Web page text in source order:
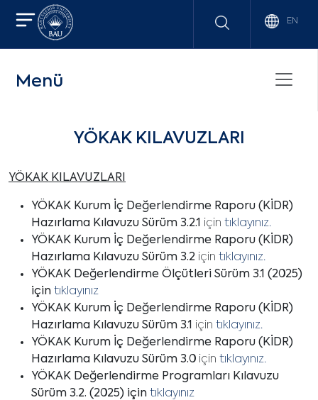
EN
Menü
YÖKAK KILAVUZLARI
YÖKAK KILAVUZLARI
YÖKAK Kurum İç Değerlendirme Raporu (KİDR)
Hazırlama Kılavuzu Sürüm 3.2.1 için tıklayınız.
YÖKAK Kurum İç Değerlendirme Raporu (KİDR)
Hazırlama Kılavuzu Sürüm 3.2 için tıklayınız.
YÖKAK Değerlendirme Ölçütleri Sürüm 3.1 (2025)
için tıklayınız
YÖKAK Kurum İç Değerlendirme Raporu (KİDR)
Hazırlama Kılavuzu Sürüm 3.1 için tıklayınız.
YÖKAK Kurum İç Değerlendirme Raporu (KİDR)
Hazırlama Kılavuzu Sürüm 3.0 için tıklayınız.
YÖKAK Değerlendirme Programları Kılavuzu
Sürüm 3.2. (2025) için tıklayınız